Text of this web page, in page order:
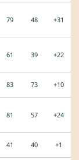
79 48 +31
61 39 +22
83 73 +10
81 57 +24
41 40 +1